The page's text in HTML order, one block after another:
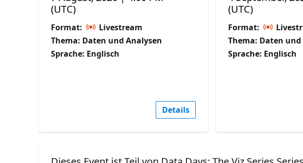
(UTC)
Format:
Livestream
Thema: Daten und Analysen
Sprache: Englisch
Details
(UTC)
Format:
Thema: Daten
Sprache: Englisch